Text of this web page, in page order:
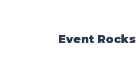
Event Rocks